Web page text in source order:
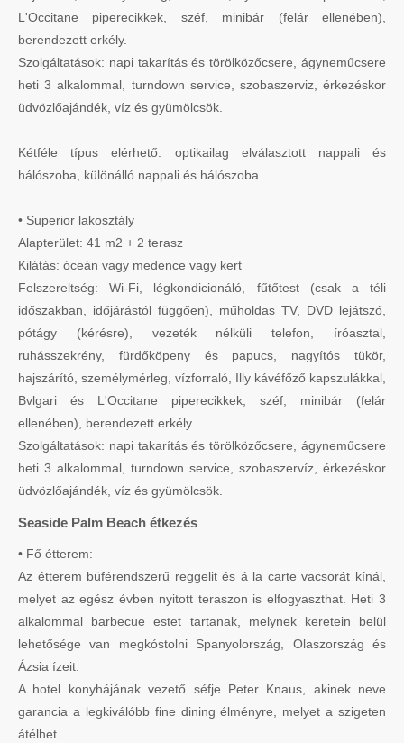
L'Occitane piperecikkek, széf, minibár (felár ellenében),
berendezett erkély.
Szolgáltatások: napi takarítás és törölközőcsere, ágyneműcsere
heti 3 alkalommal, turndown service, szobaszerviz, érkezéskor
üdvözlőajándék, víz és gyümölcsök.
Kétféle típus elérhető: optikailag elválasztott nappali és
hálószoba, különálló nappali és hálószoba.
• Superior lakosztály
Alapterület: 41 m2 + 2 terasz
Kilátás: óceán vagy medence vagy kert
Felszereltség: Wi-Fi, légkondicionáló, fűtőtest (csak a téli
időszakban, időjárástól függően), műholdas TV, DVD lejátszó,
pótágy (kérésre), vezeték nélküli telefon, íróasztal,
ruhásszekrény, fürdőköpeny és papucs, nagyítós tükör,
hajszárító, személymérleg, vízforraló, Illy kávéfőző kapszulákkal,
Bvlgari és L'Occitane piperecikkek, széf, minibár (felár
ellenében), berendezett erkély.
Szolgáltatások: napi takarítás és törölközőcsere, ágyneműcsere
heti 3 alkalommal, turndown service, szobaszervíz, érkezéskor
üdvözlőajándék, víz és gyümölcsök.
Seaside Palm Beach étkezés
• Fő étterem:
Az étterem büférendszerű reggelit és á la carte vacsorát kínál,
melyet az egész évben nyitott teraszon is elfogyaszthat. Heti 3
alkalommal barbecue estet tartanak, melynek keretein belül
lehetősége van megkóstolni Spanyolország, Olaszország és
Ázsia ízeit.
A hotel konyhájának vezető séfje Peter Knaus, akinek neve
garancia a legkiválóbb fine dining élményre, melyet a szigeten
átélhet.